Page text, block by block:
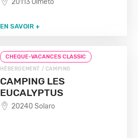
EN SAVOIR +
CHEQUE-VACANCES CLASSIC
HÉBERGEMENT / CAMPING
CAMPING LES
EUCALYPTUS
20240 Solaro